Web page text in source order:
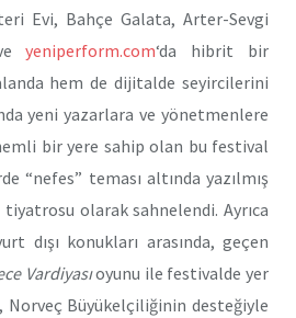
Evi, Bahçe Galata, Arter-Sevgi
veyeniperform.com‘da hibrit bir
hem de dijitalde seyircilerini
yeni yazarlara ve yönetmenlere
bir yere sahip olan bu festival
“nefes” teması altında yazılmış
olarak sahnelendi. Ayrıca
dışı konukları arasında, geçen
Vardiyasıoyunu ile festivalde yer
Norveç Büyükelçiliğinin desteğiyle